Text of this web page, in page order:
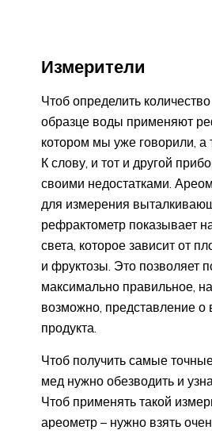
Измерители
Чтоб определить
образце воды применяют
котором мы уже говорили, а
К слову, и тот и другой
своими недостатками.
для измерения
рефрактометр показывает
света, которое зависит от
и фруктозы. Это позволяет
максимально правильное,
возможно, представление о
продукта.
Чтоб получить самые
мед нужно обезводить и
Чтоб применять такой
ареометр – нужно взять